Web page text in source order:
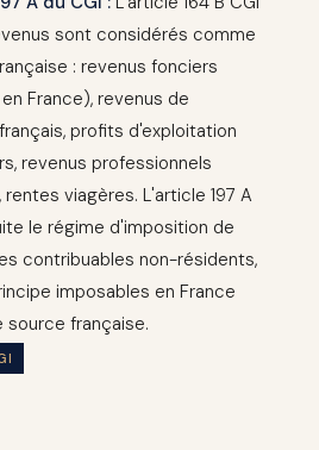
sont considérés comme
: revenus fonciers
France), revenus de
profits d'exploitation
revenus professionnels
viagères. L'article 197 A
le régime d'imposition de
contribuables non-résidents,
imposables en France
source française.